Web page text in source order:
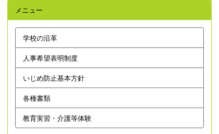
メニュー
学校の沿革
人事希望表明制度
いじめ防止基本方針
各種書類
教育実習・介護等体験